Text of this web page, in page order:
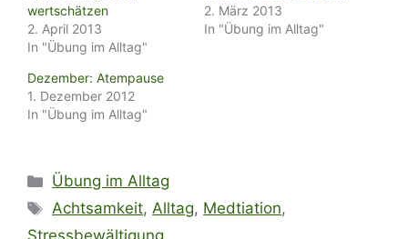
wertschätzen
2. April 2013
In "Übung im Alltag"
2. März 2013
In "Übung im Alltag"
Dezember: Atempause
1. Dezember 2012
In "Übung im Alltag"
Kategorien
Übung im Alltag
Schlagwörter
Achtsamkeit,Alltag, Medtiation,